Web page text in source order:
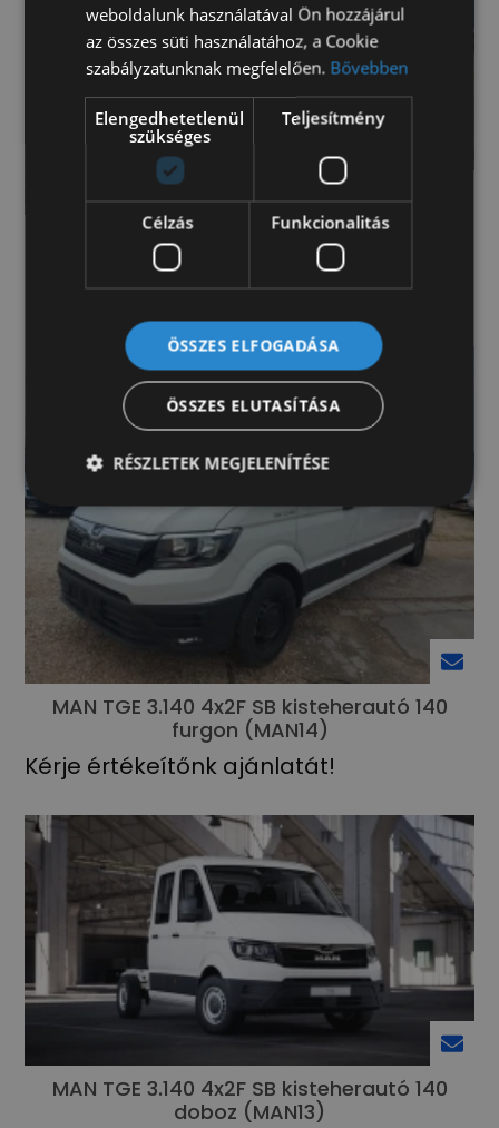
MAN TGE 3.140 4x2F SB kisteherautó 140
furgon (MAN15)
Kérje értékesítőnk ajánlatát!
MAN TGE 3.140 4x2F SB kisteherautó 140
furgon (MAN14)
Kérje értékeítőnk ajánlatát!
MAN TGE 3.140 4x2F SB kisteherautó 140
doboz (MAN13)
weboldalunk használatával Ön hozzájárul
az összes süti használatához, a Cookie
szabályzatunknak megfelelően. Bővebben
Elengedhetetlenül
szükséges
Teljesítmény
Célzás Funkcionalitás
ÖSSZES ELFOGADÁSA
ÖSSZES ELUTASÍTÁSA
RÉSZLETEK MEGJELENÍTÉSE